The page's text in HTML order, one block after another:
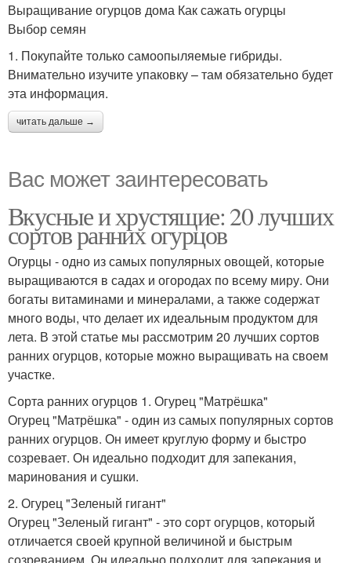
Выращивание огурцов дома Как сажать огурцы
Выбор семян
1. Покупайте только самоопыляемые гибриды.
Внимательно изучите упаковку – там обязательно будет
эта информация.
читать дальше →
Вас может заинтересовать
Вкусные и хрустящие: 20 лучших
сортов ранних огурцов
Огурцы - одно из самых популярных овощей, которые
выращиваются в садах и огородах по всему миру. Они
богаты витаминами и минералами, а также содержат
много воды, что делает их идеальным продуктом для
лета. В этой статье мы рассмотрим 20 лучших сортов
ранних огурцов, которые можно выращивать на своем
участке.
Сорта ранних огурцов 1. Огурец "Матрёшка"
Огурец "Матрёшка" - один из самых популярных сортов
ранних огурцов. Он имеет круглую форму и быстро
созревает. Он идеально подходит для запекания,
маринования и сушки.
2. Огурец "Зеленый гигант"
Огурец "Зеленый гигант" - это сорт огурцов, который
отличается своей крупной величиной и быстрым